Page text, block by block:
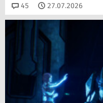
45 Kommentare
27.07.2026